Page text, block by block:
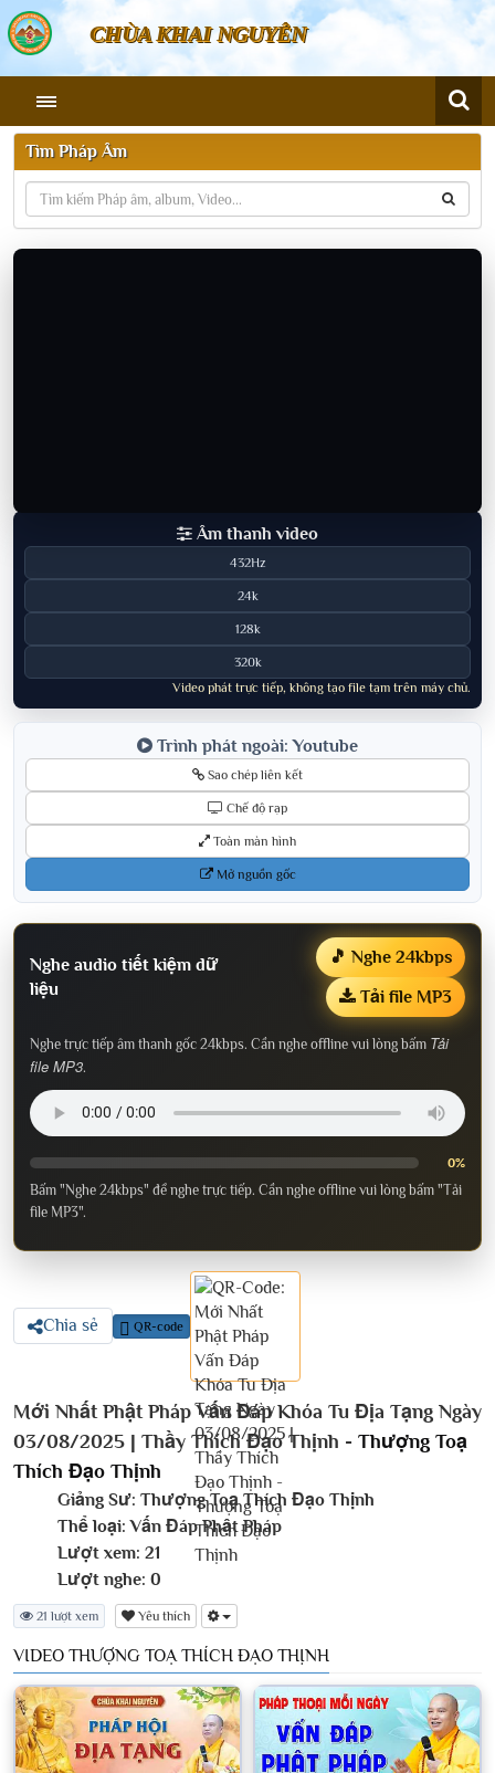
CHÙA KHAI NGUYÊN
Tìm Pháp Âm
Âm thanh video
432Hz
24k
128k
320k
Video phát trực tiếp, không tạo file tạm trên máy chủ.
Trình phát ngoài: Youtube
Sao chép liên kết
Chế độ rạp
Toàn màn hình
Mở nguồn gốc
Nghe audio tiết kiệm dữ
liệu
🎵 Nghe 24kbps
Tải file MP3
Nghe trực tiếp âm thanh gốc 24kbps. Cần nghe offline vui lòng bấm Tải
file MP3.
0%
Bấm "Nghe 24kbps" để nghe trực tiếp. Cần nghe offline vui lòng bấm "Tải
file MP3".
Chia sẻ QR-code
Mới Nhất Phật Pháp Vấn Đáp Khóa Tu Địa Tạng Ngày
03/08/2025 | Thầy Thích Đạo Thịnh - Thượng Toạ
Thích Đạo Thịnh
Giảng Sư: Thượng Toạ Thích Đạo Thịnh
Thể loại: Vấn Đáp Phật Pháp
Lượt xem: 21
Lượt nghe: 0
21 lượt xem Yêu thích
VIDEO THƯỢNG TOẠ THÍCH ĐẠO THỊNH